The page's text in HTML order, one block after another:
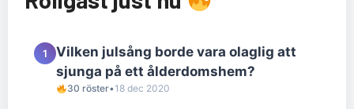
1
Vilken julsång borde vara olaglig att
sjunga på ett ålderdomshem?
30 röster•18 dec 2020